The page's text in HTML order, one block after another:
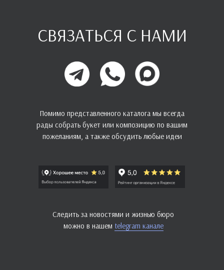
СВЯЗАТЬСЯ С НАМИ
Помимо представленного каталога мы всегда
рады собрать букет или композицию по вашим
пожеланиям, а также обсудить любые идеи
Следить за новостями и жизнью бюро
можно в нашем telegram канале